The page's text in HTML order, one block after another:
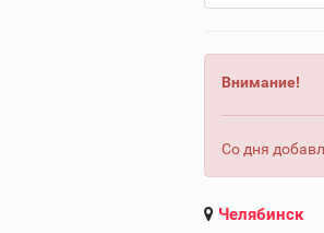
Внимание!
Со дня
Челябинск